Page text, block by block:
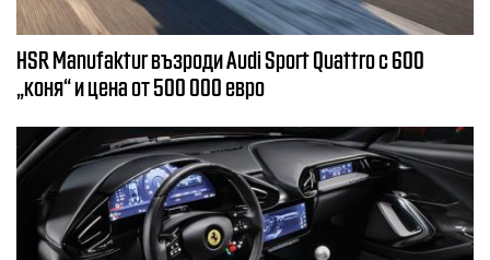
HSR Manufaktur възроди Audi Sport Quattro с 600
„коня“ и цена от 500 000 евро